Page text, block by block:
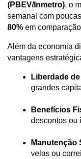
(PBEV/Inmetro), o
80% em
Além da economia
vantagens
Liberdade
grandes
Benefícios
descontos ou
Manutenção
velas ou